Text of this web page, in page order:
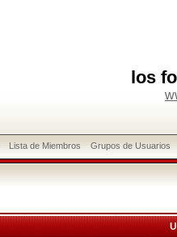
los
Lista de Miembros Grupos de Usuarios